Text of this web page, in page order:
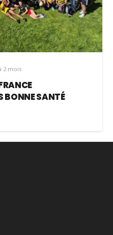
2 mois
BONNE SANTÉ